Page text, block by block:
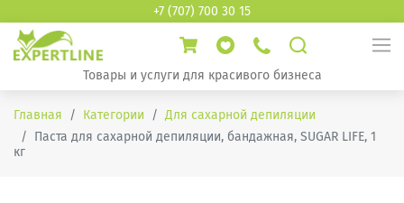
+7 (707) 700 30 15
Товары и услуги для красивого бизнеса
Главная Категории
Для сахарной депиляции
Паста для сахарной депиляции, бандажная, SUGAR LIFE, 1
кг